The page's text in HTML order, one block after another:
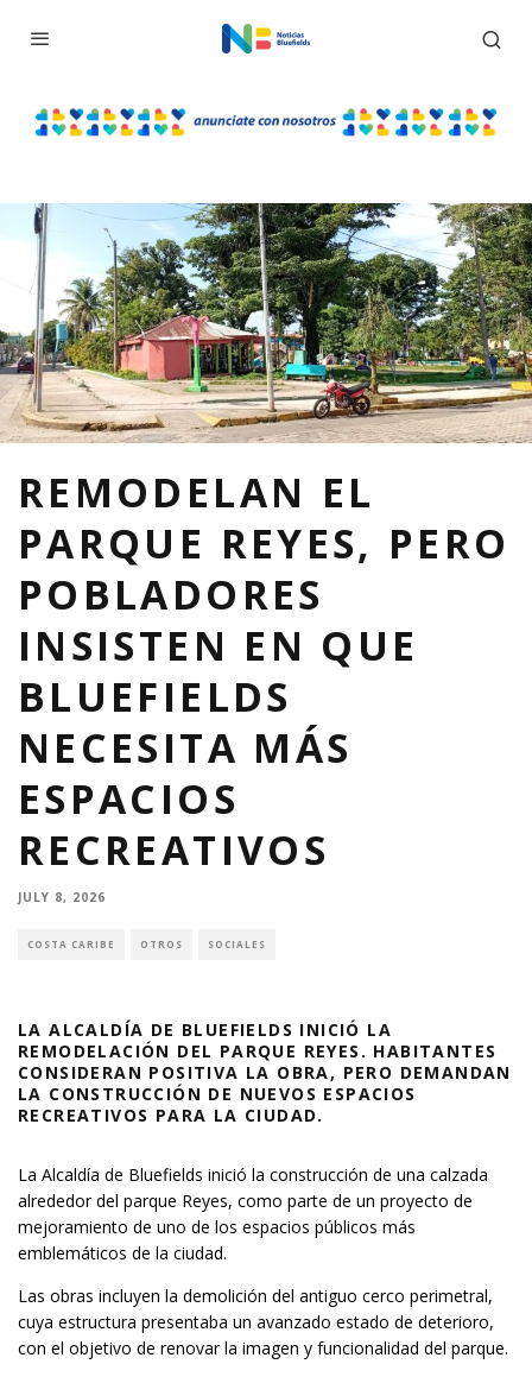
REMODELAN EL
PARQUE REYES, PERO
POBLADORES
INSISTEN EN QUE
BLUEFIELDS
NECESITA MÁS
ESPACIOS
RECREATIVOS
JULY 8, 2026
COSTA CARIBE OTROS SOCIALES
LA ALCALDÍA DE BLUEFIELDS INICIÓ LA
REMODELACIÓN DEL PARQUE REYES. HABITANTES
CONSIDERAN POSITIVA LA OBRA, PERO DEMANDAN
LA CONSTRUCCIÓN DE NUEVOS ESPACIOS
RECREATIVOS PARA LA CIUDAD.
La Alcaldía de Bluefields inició la construcción de una calzada
alrededor del parque Reyes, como parte de un proyecto de
mejoramiento de uno de los espacios públicos más
emblemáticos de la ciudad.
Las obras incluyen la demolición del antiguo cerco perimetral,
cuya estructura presentaba un avanzado estado de deterioro,
con el objetivo de renovar la imagen y funcionalidad del parque.